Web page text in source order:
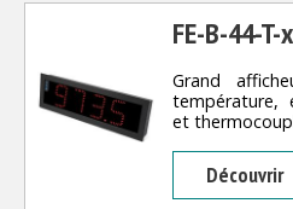
FE-B-44-T-
Grand
température,
et
Découvrir